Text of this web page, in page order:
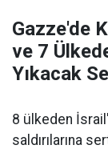
Gazze'de
ve 7
Yıkacak
8 ülkeden
saldırılarına